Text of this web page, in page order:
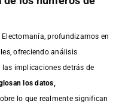
profundizamos en
ofreciendo análisis
implicaciones detrás de
los datos,
lo que realmente significan